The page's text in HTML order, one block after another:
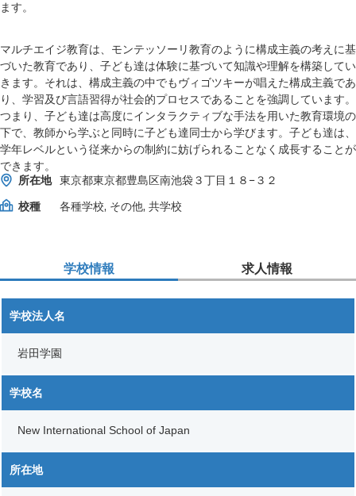
ます。
マルチエイジ教育は、モンテッソーリ教育のように構成主義の考えに基
づいた教育であり、子ども達は体験に基づいて知識や理解を構築してい
きます。それは、構成主義の中でもヴィゴツキーが唱えた構成主義であ
り、学習及び言語習得が社会的プロセスであることを強調しています。
つまり、子ども達は高度にインタラクティブな手法を用いた教育環境の
下で、教師から学ぶと同時に子ども達同士から学びます。子ども達は、
学年レベルという従来からの制約に妨げられることなく成長することが
できます。
所在地 東京都東京都豊島区南池袋３丁目１８−３２
校種
各種学校, その他, 共学校
学校情報 求人情報
学校法人名
岩田学園
学校名
New International School of Japan
所在地